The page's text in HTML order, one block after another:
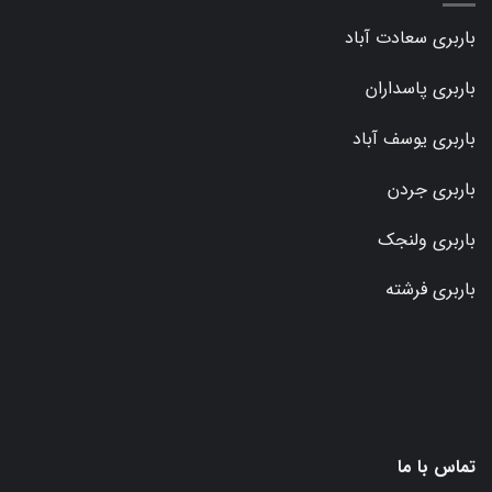
باربری سعادت آباد
باربری پاسداران
باربری یوسف آباد
باربری جردن
باربری ولنجک
باربری فرشته
تماس با ما